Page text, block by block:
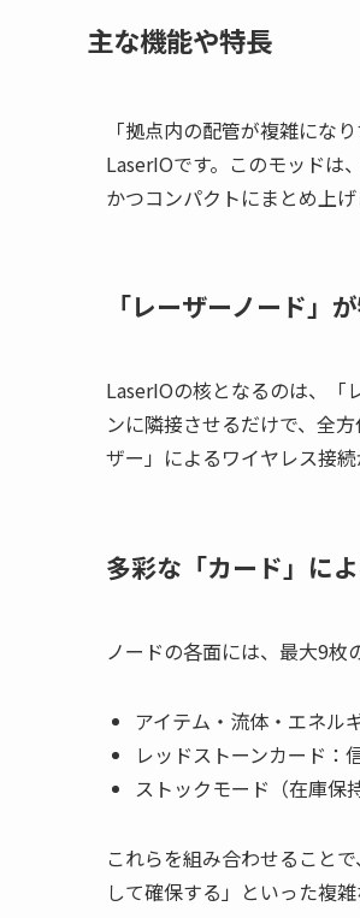
主な機能や特長
「拠点内の配管が複雑にな
LaserIOです。このモッドは
かつコンパクトにまとめ上げ
「レーザーノード」
LaserIOの核となるのは、「
ンに隣接させるだけで、全
ザー」によるワイヤレス接
多彩な「カード」に
ノードの各面には、最大9枚
アイテム・流体・エネル
レッドストーンカード：
ストックモード（在庫保
これらを組み合わせること
して確保する」といった複